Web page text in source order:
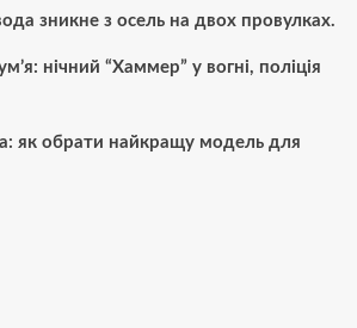
зникне з осель на двох провулках.
нічний “Хаммер” у вогні, поліція
як обрати найкращу модель для